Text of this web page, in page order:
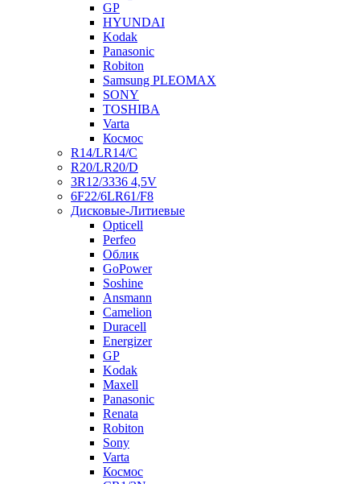
GP
HYUNDAI
Kodak
Panasonic
Robiton
Samsung PLEOMAX
SONY
TOSHIBA
Varta
Космос
R14/LR14/C
R20/LR20/D
3R12/3336 4,5V
6F22/6LR61/F8
Дисковые-Литиевые
Opticell
Perfeo
Облик
GoPower
Soshine
Ansmann
Camelion
Duracell
Energizer
GP
Kodak
Maxell
Panasonic
Renata
Robiton
Sony
Varta
Космос